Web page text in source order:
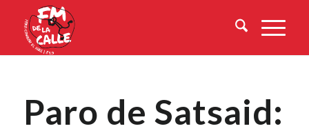
Paro de Satsaid: